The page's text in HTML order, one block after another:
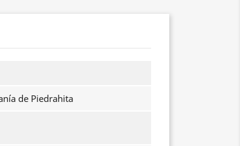
de Piedrahita